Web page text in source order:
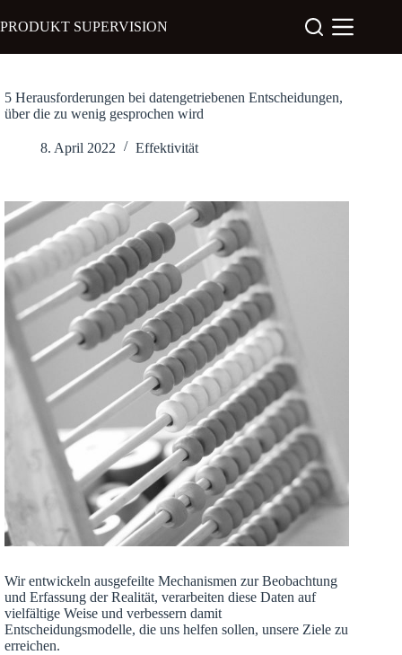
Inhalt
PRODUKT SUPERVISION
5 Herausforderungen bei datengetriebenen Entscheidungen,
über die zu wenig gesprochen wird
8. April 2022 Effektivität
Wir entwickeln ausgefeilte Mechanismen zur Beobachtung
und Erfassung der Realität, verarbeiten diese Daten auf
vielfältige Weise und verbessern damit
Entscheidungsmodelle, die uns helfen sollen, unsere Ziele zu
erreichen.